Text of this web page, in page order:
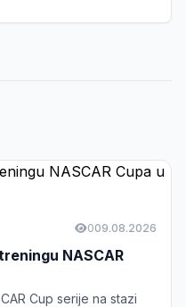
009.08.2026
NASCAR
Cup serije na stazi